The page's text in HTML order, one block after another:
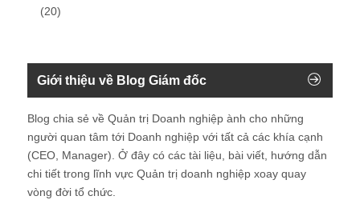
(20)
Giới thiệu về Blog Giám đốc
Blog chia sẻ về Quản trị Doanh nghiệp ành cho những
người quan tâm tới Doanh nghiệp với tất cả các khía cạnh
(CEO, Manager). Ở đây có các tài liệu, bài viết, hướng dẫn
chi tiết trong lĩnh vực Quản trị doanh nghiệp xoay quay
vòng đời tổ chức.